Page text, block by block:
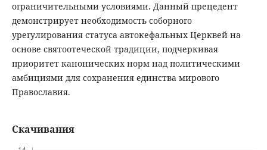
ограничительными условиями. Данный прецедент
демонстрирует необходимость соборного
урегулирования статуса автокефальных Церквей на
основе святоотеческой традиции, подчеркивая
приоритет канонических норм над политическими
амбициями для сохранения единства мирового
Православия.
Скачивания